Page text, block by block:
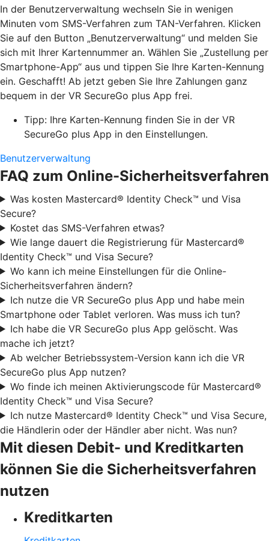
In der Benutzerverwaltung wechseln Sie in wenigen
Minuten vom SMS-Verfahren zum TAN-Verfahren. Klicken
Sie auf den Button „Benutzerverwaltung“ und melden Sie
sich mit Ihrer Kartennummer an. Wählen Sie „Zustellung per
Smartphone-App“ aus und tippen Sie Ihre Karten-Kennung
ein. Geschafft! Ab jetzt geben Sie Ihre Zahlungen ganz
bequem in der VR SecureGo plus App frei.
Tipp: Ihre Karten-Kennung finden Sie in der VR
SecureGo plus App in den Einstellungen.
Benutzerverwaltung
FAQ zum Online-Sicherheitsverfahren
Was kosten Mastercard® Identity Check™ und Visa
Secure?
Kostet das SMS-Verfahren etwas?
Wie lange dauert die Registrierung für Mastercard®
Identity Check™ und Visa Secure?
Wo kann ich meine Einstellungen für die Online-
Sicherheitsverfahren ändern?
Ich nutze die VR SecureGo plus App und habe mein
Smartphone oder Tablet verloren. Was muss ich tun?
Ich habe die VR SecureGo plus App gelöscht. Was
mache ich jetzt?
Ab welcher Betriebssystem-Version kann ich die VR
SecureGo plus App nutzen?
Wo finde ich meinen Aktivierungscode für Mastercard®
Identity Check™ und Visa Secure?
Ich nutze Mastercard® Identity Check™ und Visa Secure,
die Händlerin oder der Händler aber nicht. Was nun?
Mit diesen Debit- und Kreditkarten
können Sie die Sicherheitsverfahren
nutzen
Kreditkarten